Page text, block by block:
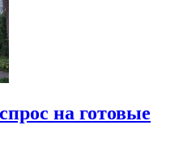
на готовые